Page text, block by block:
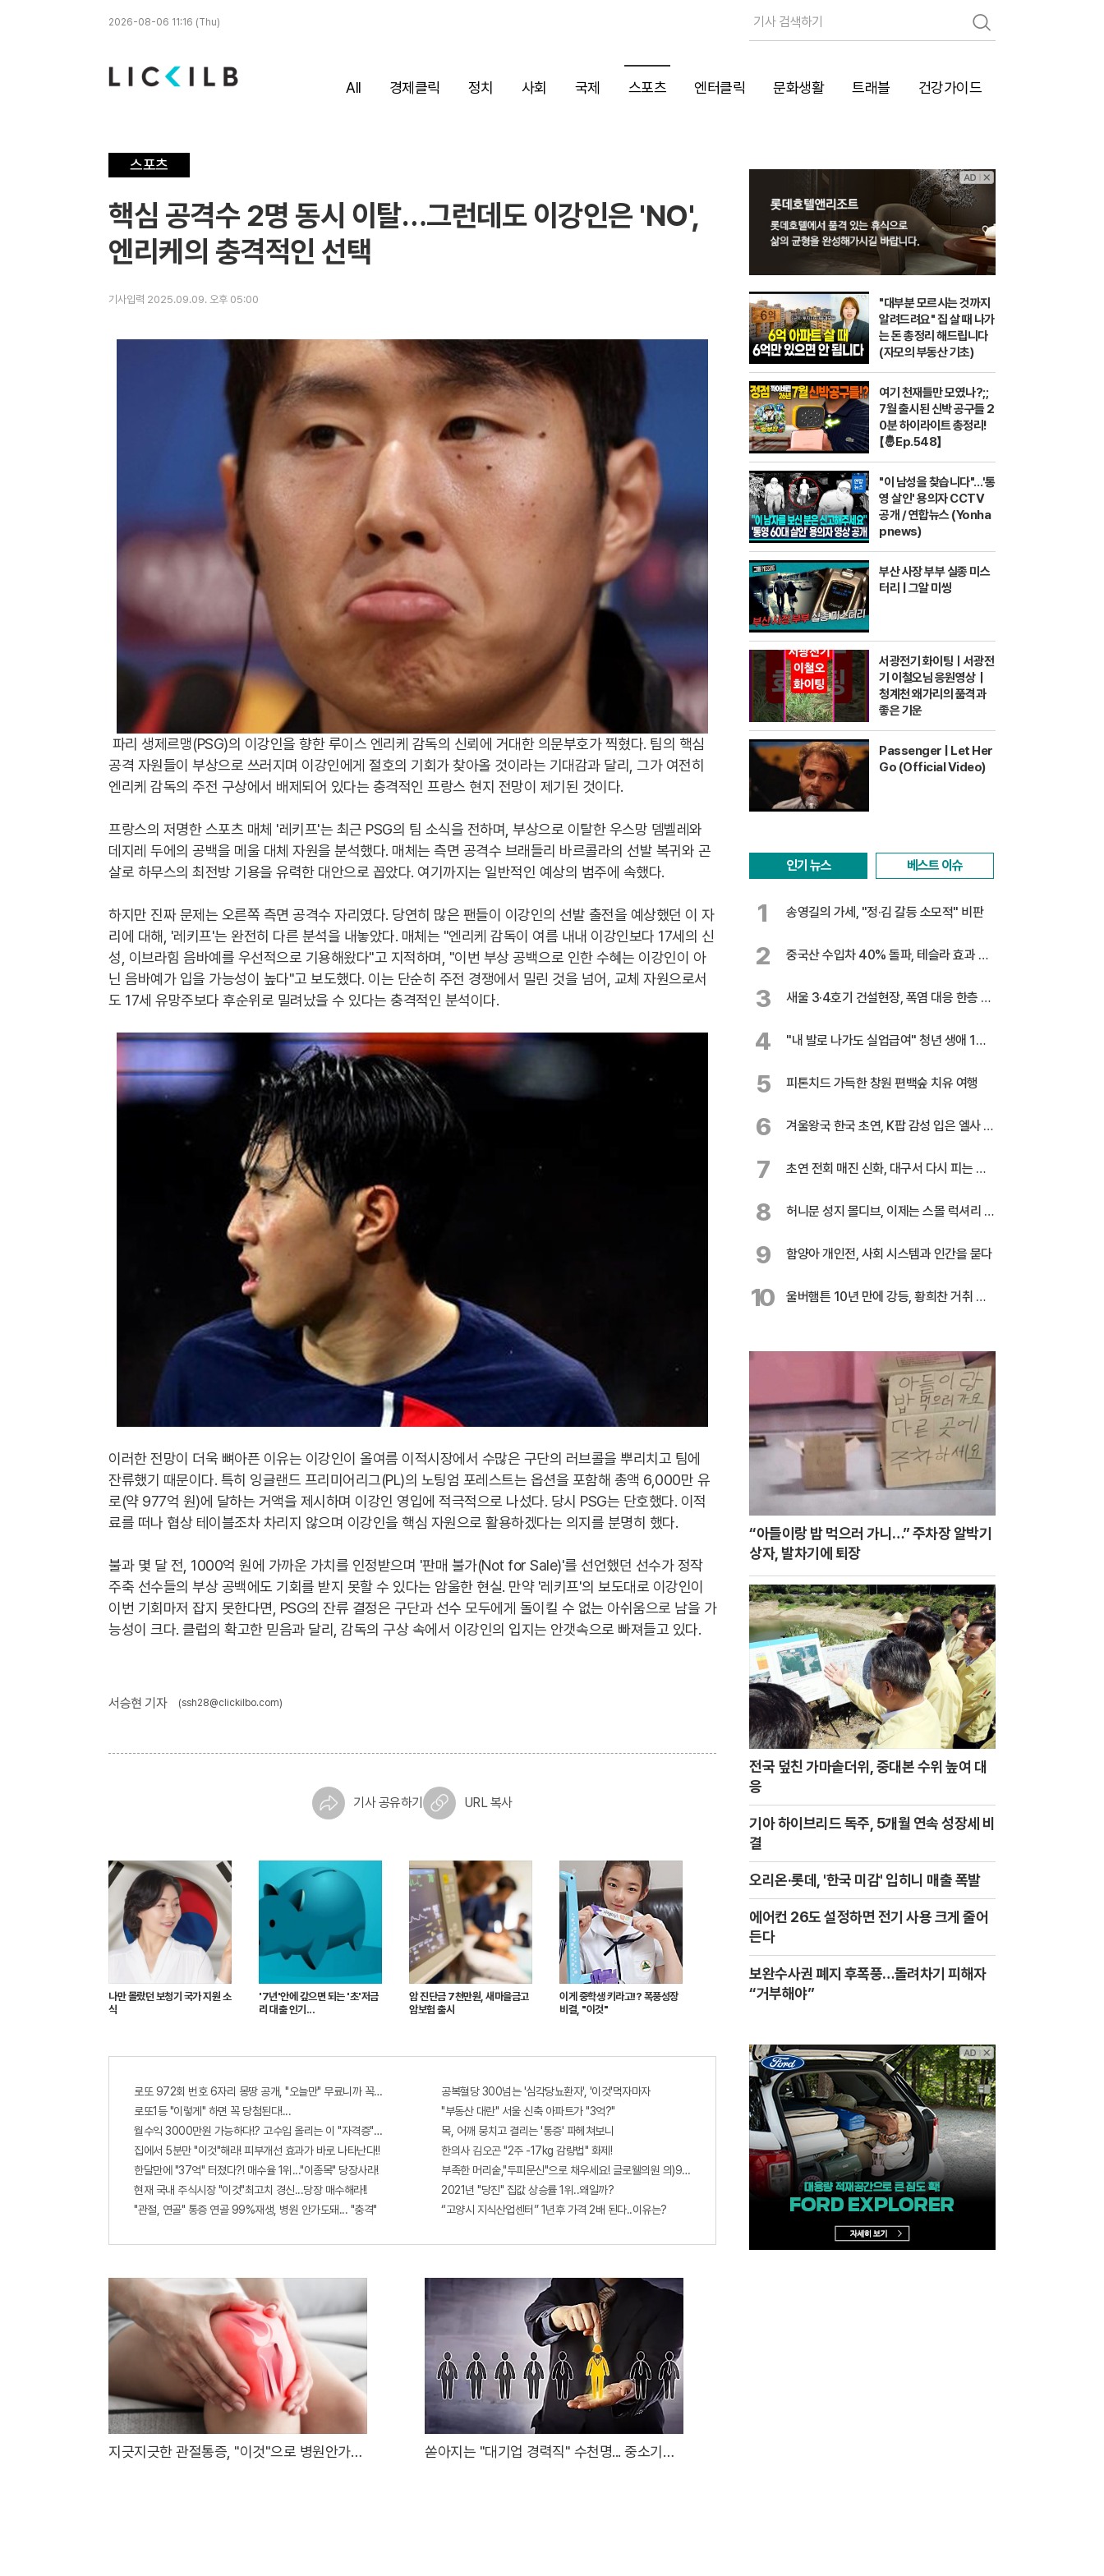
검
색
2026-08-06 11:16 (Thu)
All 경제클릭 정치 사회 국제 스포츠 엔터클릭 문화생활 트래블 건강가이드
스포츠
핵심 공격수 2명 동시 이탈…그런데도 이강인은 'NO',
엔리케의 충격적인 선택
기사입력 2025.09.09. 오후 05:00
파리 생제르맹(PSG)의 이강인을 향한 루이스 엔리케 감독의 신뢰에 거대한 의문부호가 찍혔다. 팀의 핵심
공격 자원들이 부상으로 쓰러지며 이강인에게 절호의 기회가 찾아올 것이라는 기대감과 달리, 그가 여전히
엔리케 감독의 주전 구상에서 배제되어 있다는 충격적인 프랑스 현지 전망이 제기된 것이다.
프랑스의 저명한 스포츠 매체 '레키프'는 최근 PSG의 팀 소식을 전하며, 부상으로 이탈한 우스망 뎀벨레와
데지레 두에의 공백을 메울 대체 자원을 분석했다. 매체는 측면 공격수 브래들리 바르콜라의 선발 복귀와 곤
살로 하무스의 최전방 기용을 유력한 대안으로 꼽았다. 여기까지는 일반적인 예상의 범주에 속했다.
하지만 진짜 문제는 오른쪽 측면 공격수 자리였다. 당연히 많은 팬들이 이강인의 선발 출전을 예상했던 이 자
리에 대해, '레키프'는 완전히 다른 분석을 내놓았다. 매체는 "엔리케 감독이 여름 내내 이강인보다 17세의 신
성, 이브라힘 음바예를 우선적으로 기용해왔다"고 지적하며, "이번 부상 공백으로 인한 수혜는 이강인이 아
닌 음바예가 입을 가능성이 높다"고 보도했다. 이는 단순히 주전 경쟁에서 밀린 것을 넘어, 교체 자원으로서
도 17세 유망주보다 후순위로 밀려났을 수 있다는 충격적인 분석이다.
이러한 전망이 더욱 뼈아픈 이유는 이강인이 올여름 이적시장에서 수많은 구단의 러브콜을 뿌리치고 팀에
잔류했기 때문이다. 특히 잉글랜드 프리미어리그(PL)의 노팅엄 포레스트는 옵션을 포함해 총액 6,000만 유
로(약 977억 원)에 달하는 거액을 제시하며 이강인 영입에 적극적으로 나섰다. 당시 PSG는 단호했다. 이적
료를 떠나 협상 테이블조차 차리지 않으며 이강인을 핵심 자원으로 활용하겠다는 의지를 분명히 했다.
불과 몇 달 전, 1000억 원에 가까운 가치를 인정받으며 '판매 불가(Not for Sale)'를 선언했던 선수가 정작
주축 선수들의 부상 공백에도 기회를 받지 못할 수 있다는 암울한 현실. 만약 '레키프'의 보도대로 이강인이
이번 기회마저 잡지 못한다면, PSG의 잔류 결정은 구단과 선수 모두에게 돌이킬 수 없는 아쉬움으로 남을 가
능성이 크다. 클럽의 확고한 믿음과 달리, 감독의 구상 속에서 이강인의 입지는 안갯속으로 빠져들고 있다.
서승현 기자 (ssh28@clickilbo.com)
기사 공유하기 URL 복사
나만 몰랐던 보청기 국가 지원 소
식
'7년'안에 갚으면 되는 '초'저금
리 대출 인기...
암 진단금 7천만원, 새마을금고
암보험 출시
이게 중학생 키라고!? 폭풍성장
비결, "이것"
로또 972회 번호 6자리 몽땅 공개, "오늘만" 무료니까 꼭 오늘 확인하세요.
로또1등 "이렇게" 하면 꼭 당첨된다!...
월수익 3000만원 가능하다!? 고수입 올리는 이 "자격증"에 몰리는 이유 알고보니…
집에서 5분만 "이것"해라! 피부개선 효과가 바로 나타난다!!
한달만에 "37억" 터졌다?! 매수율 1위..."이종목" 당장사라!
현재 국내 주식시장 "이것"최고치 경신...당장 매수해라!!
"관절, 연골" 통증 연골 99%재생, 병원 안가도돼... "충격"
공복혈당 300넘는 '심각당뇨환자', '이것'먹자마자
"부동산 대란" 서울 신축 아파트가 "3억?"
목, 어깨 뭉치고 결리는 '통증' 파헤쳐보니
한의사 김오곤 "2주 -17kg 감량법" 화제!
부족한 머리숱,"두피문신"으로 채우세요! 글로웰의원 의)96837
2021년 "당진" 집값 상승률 1위..왜일까?
“고양시 지식산업센터” 1년후 가격 2배 된다..이유는?
지긋지긋한 관절통증, "이것"으로 병원안가도
쏟아지는 "대기업 경력직" 수천명... 중소기업
"대부분 모르시는 것까지
알려드려요" 집 살 때 나가
는 돈 총정리 해드립니다
(자모의 부동산 기초)
여기 천재들만 모였나?;;
7월 출시된 신박 공구들 2
0분 하이라이트 총정리!
【🤴Ep.548】
"이 남성을 찾습니다"…'통
영 살인' 용의자 CCTV
공개 / 연합뉴스 (Yonha
pnews)
부산 사장 부부 실종 미스
터리 | 그알 미씽
서광전기 화이팅ㅣ서광전
기 이철오님 응원영상｜
청계천 왜가리의 품격과
좋은 기운
Passenger | Let Her
Go (Official Video)
인기 뉴스 베스트 이슈
1 송영길의 가세, "정·김 갈등 소모적" 비판
2 중국산 수입차 40% 돌파, 테슬라 효과 톡
3 새울 3·4호기 건설현장, 폭염 대응 한층 강
4 "내 발로 나가도 실업급여" 청년 생애 1회
5 피톤치드 가득한 창원 편백숲 치유 여행
6 겨울왕국 한국 초연, K팝 감성 입은 엘사 온
7 초연 전회 매진 신화, 대구서 다시 피는 민
8 허니문 성지 몰디브, 이제는 스몰 럭셔리 시
9 함양아 개인전, 사회 시스템과 인간을 묻다
10 울버햄튼 10년 만에 강등, 황희찬 거취 불
“아들이랑 밥 먹으러 가니…” 주차장 알박기
상자, 발차기에 퇴장
전국 덮친 가마솥더위, 중대본 수위 높여 대
응
기아 하이브리드 독주, 5개월 연속 성장세 비
결
오리온·롯데, '한국 미감' 입히니 매출 폭발
에어컨 26도 설정하면 전기 사용 크게 줄어
든다
보완수사권 폐지 후폭풍…돌려차기 피해자
“거부해야”